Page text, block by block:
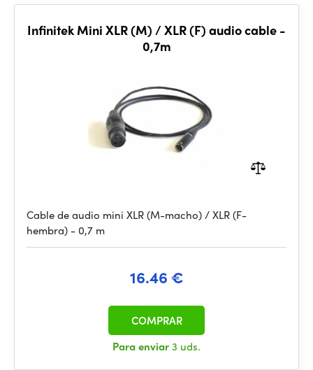
Infinitek Mini XLR (M) / XLR (F) audio cable -
0,7m
Cable de audio mini XLR (M-macho) / XLR (F-
hembra) - 0,7 m
16.46 €
Para enviar3 uds.
COMPRAR